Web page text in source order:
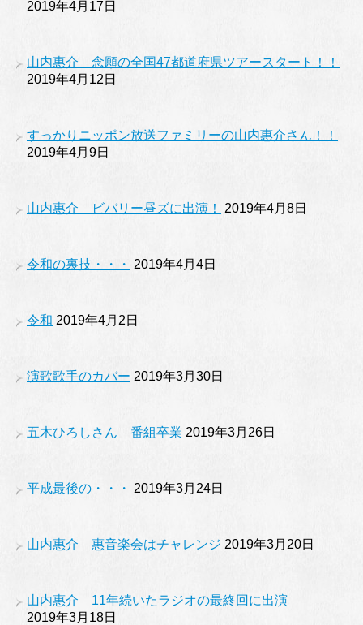
2019年4月17日
山内惠介 念願の全国47都道府県ツアースタート！！
2019年4月12日
すっかりニッポン放送ファミリーの山内惠介さん！！
2019年4月9日
山内惠介 ビバリー昼ズに出演！ 2019年4月8日
令和の裏技・・・ 2019年4月4日
令和 2019年4月2日
演歌歌手のカバー 2019年3月30日
五木ひろしさん 番組卒業 2019年3月26日
平成最後の・・・ 2019年3月24日
山内惠介 惠音楽会はチャレンジ 2019年3月20日
山内惠介 11年続いたラジオの最終回に出演
2019年3月18日